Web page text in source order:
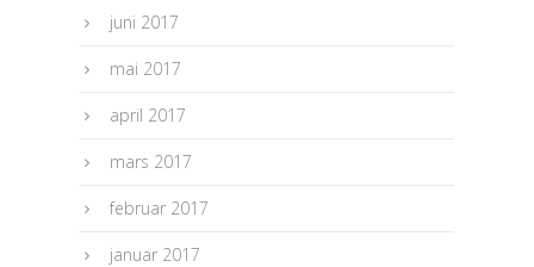
juni 2017
mai 2017
april 2017
mars 2017
februar 2017
januar 2017